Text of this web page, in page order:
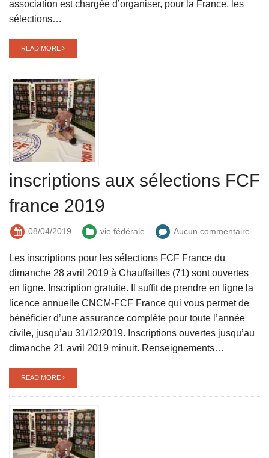
association est chargée d’organiser, pour la France, les
sélections…
READ MORE
inscriptions aux sélections FCF
france 2019
08/04/2019 vie fédérale Aucun commentaire
Les inscriptions pour les sélections FCF France du
dimanche 28 avril 2019 à Chauffailles (71) sont ouvertes
en ligne. Inscription gratuite. Il suffit de prendre en ligne la
licence annuelle CNCM-FCF France qui vous permet de
bénéficier d’une assurance complète pour toute l’année
civile, jusqu’au 31/12/2019. Inscriptions ouvertes jusqu’au
dimanche 21 avril 2019 minuit. Renseignements…
READ MORE